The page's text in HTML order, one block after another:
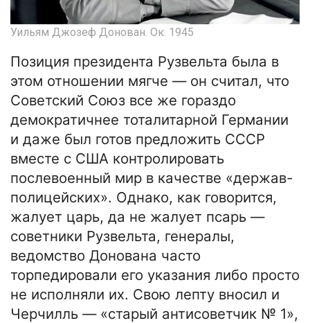
Уильям Джозеф Донован. Ок. 1945
Позиция президента Рузвельта была в
этом отношении мягче — он считал, что
Советский Союз все же гораздо
демократичнее тоталитарной Германии
и даже был готов предложить СССР
вместе с США контролировать
послевоенный мир в качестве «держав-
полицейских». Однако, как говорится,
жалует царь, да не жалует псарь —
советники Рузвельта, генералы,
ведомство Донована часто
торпедировали его указания либо просто
не исполняли их. Свою лепту вносил и
Черчилль — «старый антисоветчик № 1»,